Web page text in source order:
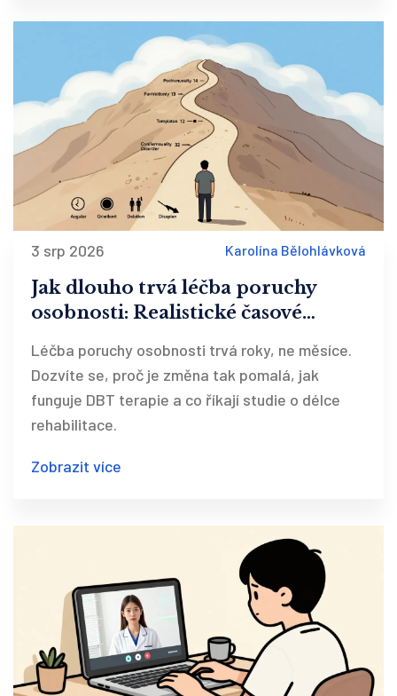
3 srp 2026 Karolína Bělohlávková
Jak dlouho trvá léčba poruchy
osobnosti: Realistické časové
Léčba poruchy osobnosti trvá roky, ne měsíce.
Dozvíte se, proč je změna tak pomalá, jak
funguje DBT terapie a co říkají studie o délce
rehabilitace.
Zobrazit více